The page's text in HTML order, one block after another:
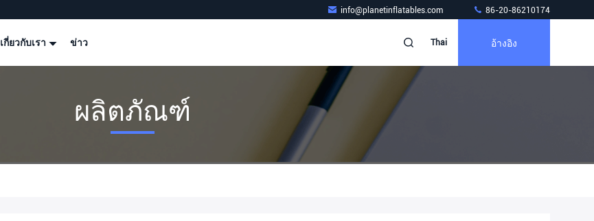
info@planetinflatables.com 86-20-86210174
เกี่ยวกับเรา ข่าว Thai อ้างอิง
ผลิตภัณฑ์